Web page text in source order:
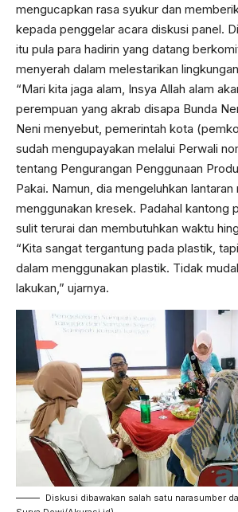
mengucapkan rasa syukur dan
kepada penggelar acara diskusi panel.
itu pula para hadirin yang datang
menyerah dalam melestarikan
“Mari kita jaga alam, Insya Allah alam
perempuan yang akrab disapa Bunda
Neni menyebut, pemerintah kota
sudah mengupayakan melalui Perwali
tentang Pengurangan Penggunaan
Pakai. Namun, dia mengeluhkan
menggunakan kresek. Padahal kantong
sulit terurai dan membutuhkan waktu
“Kita sangat tergantung pada plastik,
dalam menggunakan plastik. Tidak
lakukan,” ujarnya.
Diskusi dibawakan salah satu narasumber